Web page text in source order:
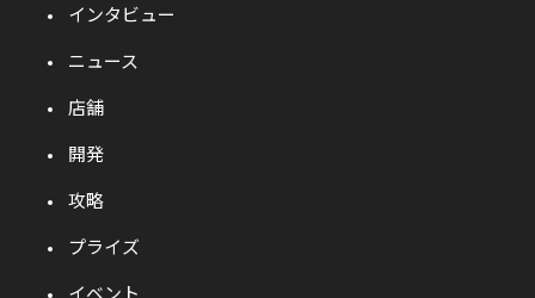
インタビュー
ニュース
店舗
開発
攻略
プライズ